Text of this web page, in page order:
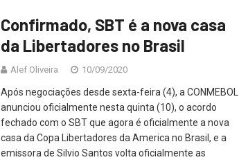
Confirmado, SBT é a nova casa
da Libertadores no Brasil
Alef Oliveira 10/09/2020
Após negociações desde sexta-feira (4), a CONMEBOL
anunciou oficialmente nesta quinta (10), o acordo
fechado com o SBT que agora é oficialmente a nova
casa da Copa Libertadores da America no Brasil, e a
emissora de Silvio Santos volta oficialmente as